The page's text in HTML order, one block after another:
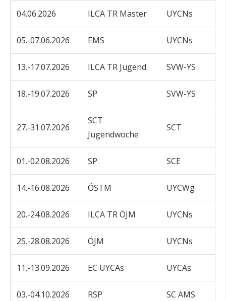
04.06.2026 ILCA TR Master UYCNs
05.-07.06.2026 EMS UYCNs
13.-17.07.2026 ILCA TR Jugend SVW-YS
18.-19.07.2026 SP SVW-YS
27.-31.07.2026
SCT
Jugendwoche
SCT
01.-02.08.2026 SP SCE
14.-16.08.2026 ÖSTM UYCWg
20.-24.08.2026 ILCA TR ÖJM UYCNs
25.-28.08.2026 ÖJM UYCNs
11.-13.09.2026 EC UYCAs UYCAs
03.-04.10.2026 RSP SC AMS